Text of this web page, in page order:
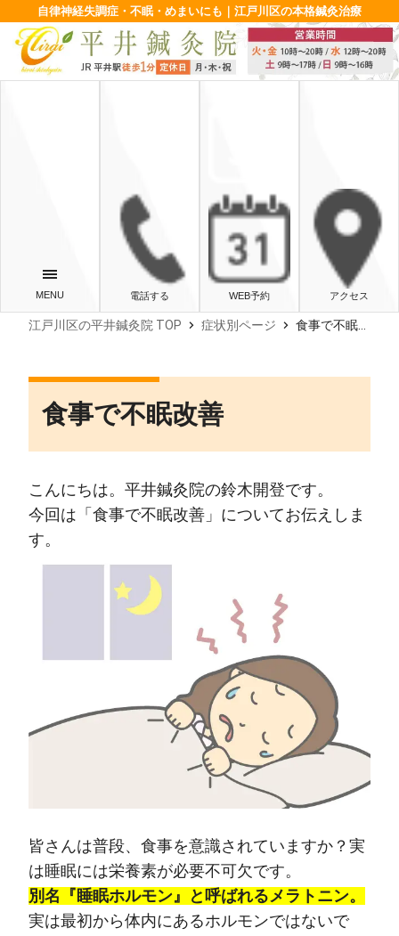
自律神経失調症・不眠・めまいにも｜江戸川区の本格鍼灸治療
電話する WEB予約 アクセス
江戸川区の平井鍼灸院 TOP chevron_right 症状別ページ chevron_right 食事で不眠改善
食事で不眠改善
こんにちは。平井鍼灸院の鈴木開登です。
今回は「食事で不眠改善」についてお伝えしま
す。
皆さんは普段、食事を意識されていますか？実
は睡眠には栄養素が必要不可欠です。
別名『睡眠ホルモン』と呼ばれるメラトニン。
実は最初から体内にあるホルモンではないで